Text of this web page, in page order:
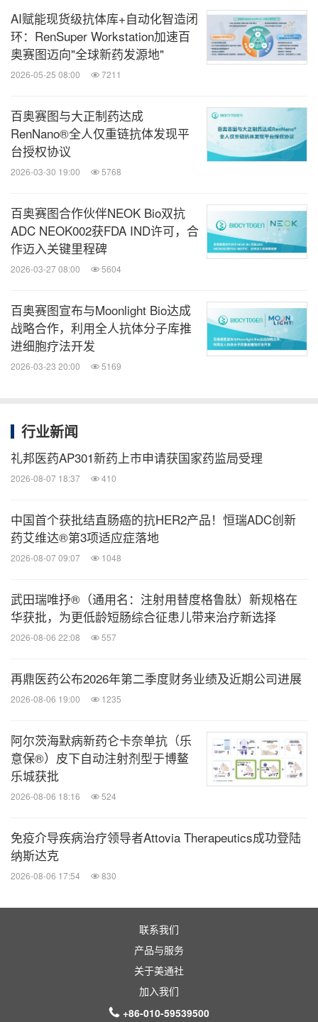
AI赋能现货级抗体库+自动化智造闭
环：RenSuper Workstation加速百
奥赛图迈向"全球新药发源地"
2026-05-25 08:00 7211
百奥赛图与大正制药达成
RenNano®全人仅重链抗体发现平
台授权协议
2026-03-30 19:00 5768
百奥赛图合作伙伴NEOK Bio双抗
ADC NEOK002获FDA IND许可，合
作迈入关键里程碑
2026-03-27 08:00 5604
百奥赛图宣布与Moonlight Bio达成
战略合作，利用全人抗体分子库推
进细胞疗法开发
2026-03-23 20:00 5169
行业新闻
礼邦医药AP301新药上市申请获国家药监局受理
2026-08-07 18:37 410
中国首个获批结直肠癌的抗HER2产品！恒瑞ADC创新
药艾维达®第3项适应症落地
2026-08-07 09:07 1048
武田瑞唯抒®（通用名：注射用替度格鲁肽）新规格在
华获批，为更低龄短肠综合征患儿带来治疗新选择
2026-08-06 22:08 557
再鼎医药公布2026年第二季度财务业绩及近期公司进展
2026-08-06 19:00 1235
阿尔茨海默病新药仑卡奈单抗（乐
意保®）皮下自动注射剂型于博鳌
乐城获批
2026-08-06 18:16 524
免疫介导疾病治疗领导者Attovia Therapeutics成功登陆
纳斯达克
2026-08-06 17:54 830
联系我们
产品与服务
关于美通社
加入我们
+86-010-59539500